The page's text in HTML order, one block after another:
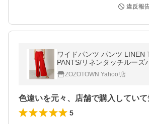
違反報
ワイドパンツ パンツ LINEN
PANTS/リネンタッチルーズ
スZOZOTOWN Yahoo!店
5